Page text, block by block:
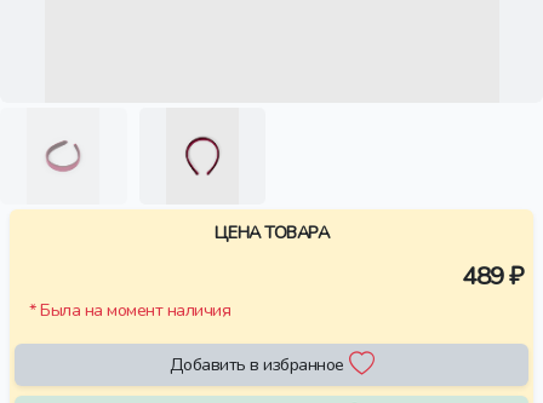
ЦЕНА ТОВАРА
489 ₽
* Была на момент наличия
Добавить в избранное